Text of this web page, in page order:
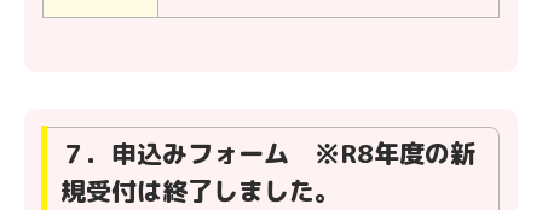
７．申込みフォーム ※R8年度の新
規受付は終了しました。